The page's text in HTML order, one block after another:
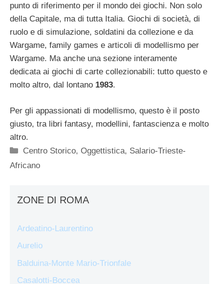
punto di riferimento per il mondo dei giochi. Non solo
della Capitale, ma di tutta Italia. Giochi di società, di
ruolo e di simulazione, soldatini da collezione e da
Wargame, family games e articoli di modellismo per
Wargame. Ma anche una sezione interamente
dedicata ai giochi di carte collezionabili: tutto questo e
molto altro, dal lontano 1983.
Per gli appassionati di modellismo, questo è il posto
giusto, tra libri fantasy, modellini, fantascienza e molto
altro.
Categorie
Centro Storico,Oggettistica, Salario-Trieste-
Africano
ZONE DI ROMA
Ardeatino-Laurentino
Aurelio
Balduina-Monte Mario-Trionfale
Casalotti-Boccea